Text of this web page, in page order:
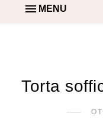
MENU
Torta